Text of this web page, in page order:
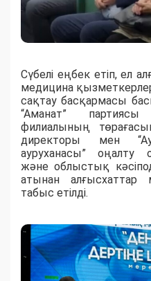
Сүбелі еңбек етіп, ел
медицина
сақтау басқармасы
“Аманат”
филиалының
директоры мен
ауруханасы”
және облыстық
атынан алғысхаттар
табыс етілді.